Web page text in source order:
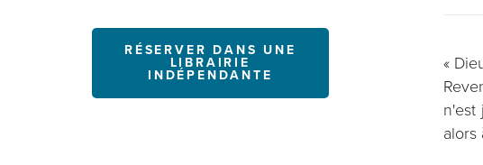
RÉSERVER DANS UNE
LIBRAIRIE
INDÉPENDANTE
«
n'est
alors